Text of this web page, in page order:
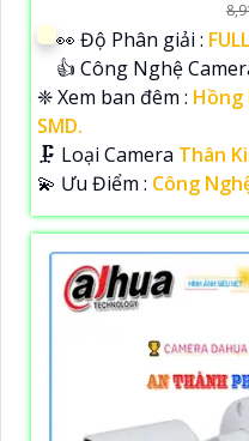
️👀 Độ Phân giải :
👍 Công Nghệ
❈ Xem ban đêm : Hồng
SMD.
🗜️ Loại Camera Thân
️💫 Ưu Điểm : Công